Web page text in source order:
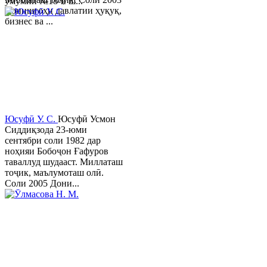
Донишгоҳи давлатии ҳуқуқ,
бизнес ва ...
Юсуфӣ У. C. Юсуфӣ Усмон
Сиддиқзода 23-юми
сентябри соли 1982 дар
ноҳияи Бобоҷон Ғафуров
таваллуд шудааст. Миллаташ
тоҷик, маълумоташ олӣ.
Соли 2005 Дони...